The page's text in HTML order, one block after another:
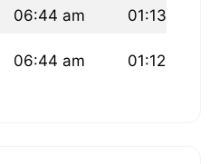
06:44 am 01:13 pm
06:44 am 01:12 pm